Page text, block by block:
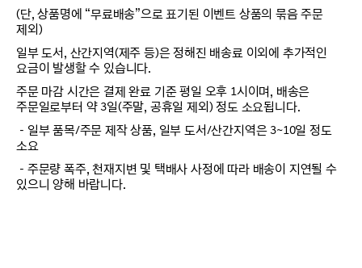
(단, 상품명에 “무료배송”으로 표기된 이벤트 상품의 묶음 주문
제외)
일부 도서, 산간지역(제주 등)은 정해진 배송료 이외에 추가적인
요금이 발생할 수 있습니다.
주문 마감 시간은 결제 완료 기준 평일 오후 1시이며, 배송은
주문일로부터 약 3일(주말, 공휴일 제외) 정도 소요됩니다.
－일부 품목/주문 제작 상품, 일부 도서/산간지역은 3~10일 정도
소요
－주문량 폭주, 천재지변 및 택배사 사정에 따라 배송이 지연될 수
있으니 양해 바랍니다.